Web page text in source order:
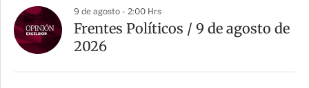
9 de agosto - 2:00 Hrs
Frentes Políticos / 9 de agosto de
2026